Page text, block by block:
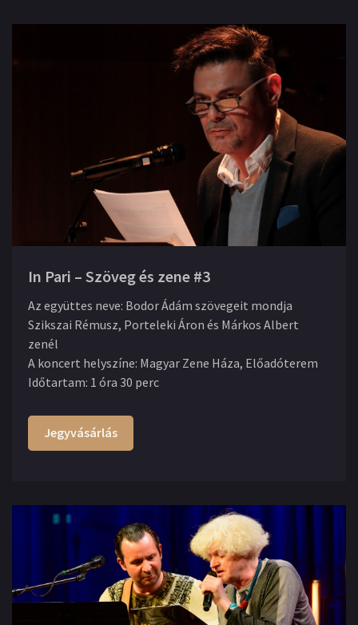
In Pari – Szöveg és zene #3
Az együttes neve: Bodor Ádám szövegeit mondja
Szikszai Rémusz, Porteleki Áron és Márkos Albert
zenél
A koncert helyszíne: Magyar Zene Háza, Előadóterem
Időtartam: 1 óra 30 perc
Jegyvásárlás